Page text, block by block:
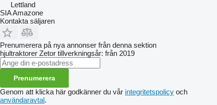
Lettland
SIA Amazone
Kontakta säljaren
Prenumerera på nya annonser från denna sektion
hjultraktorer Zetor tillverkningsår: från 2019
Prenumerera
Genom att klicka här godkänner du vår integritetspolicy och
användaravtal.